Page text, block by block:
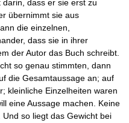
dass er sie erst zu
übernimmt sie aus
die einzelnen,
dass sie in ihrer
der Autor das Buch schreibt.
so genau stimmten, dann
die Gesamtaussage an; auf
kleinliche Einzelheiten waren
eine Aussage machen. Keine
so liegt das Gewicht bei